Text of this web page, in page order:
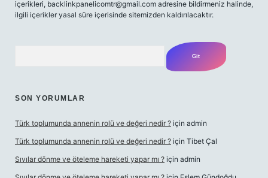
içerikleri, backlinkpanelicomtr@gmail.com adresine bildirmeniz halinde,
ilgili içerikler yasal süre içerisinde sitemizden kaldırılacaktır.
SON YORUMLAR
Türk toplumunda annenin rolü ve değeri nedir ? için admin
Türk toplumunda annenin rolü ve değeri nedir ? için Tibet Çal
Sıvılar dönme ve öteleme hareketi yapar mı ? için admin